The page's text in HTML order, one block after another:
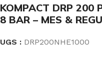
KOMPACT DRP 200
8 BAR – MES &
UGS : DRP200NHE1000